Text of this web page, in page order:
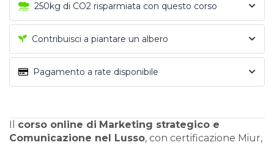
250kg di CO2 risparmiata con questo corso
Contribuisci a piantare un albero
Pagamento a rate disponibile
corso online di Marketing strategico e
Comunicazione nel Lusso, con certificazione Miur,